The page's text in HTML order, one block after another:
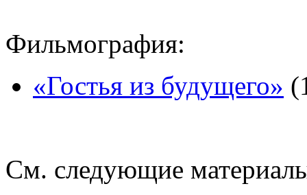
Фильмография:
«Гостья из будущего»
См. следующие